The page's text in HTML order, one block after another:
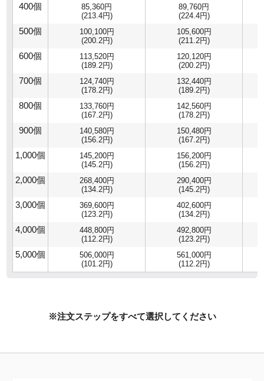
400個
85,360円
(213.4円)
89,760円
(224.4円)
500個
100,100円
(200.2円)
105,600円
(211.2円)
600個
113,520円
(189.2円)
120,120円
(200.2円)
700個
124,740円
(178.2円)
132,440円
(189.2円)
800個
133,760円
(167.2円)
142,560円
(178.2円)
900個
140,580円
(156.2円)
150,480円
(167.2円)
1,000個
145,200円
(145.2円)
156,200円
(156.2円)
2,000個
268,400円
(134.2円)
290,400円
(145.2円)
3,000個
369,600円
(123.2円)
402,600円
(134.2円)
4,000個
448,800円
(112.2円)
492,800円
(123.2円)
5,000個
506,000円
(101.2円)
561,000円
(112.2円)
※注文ステップをすべて選択してください